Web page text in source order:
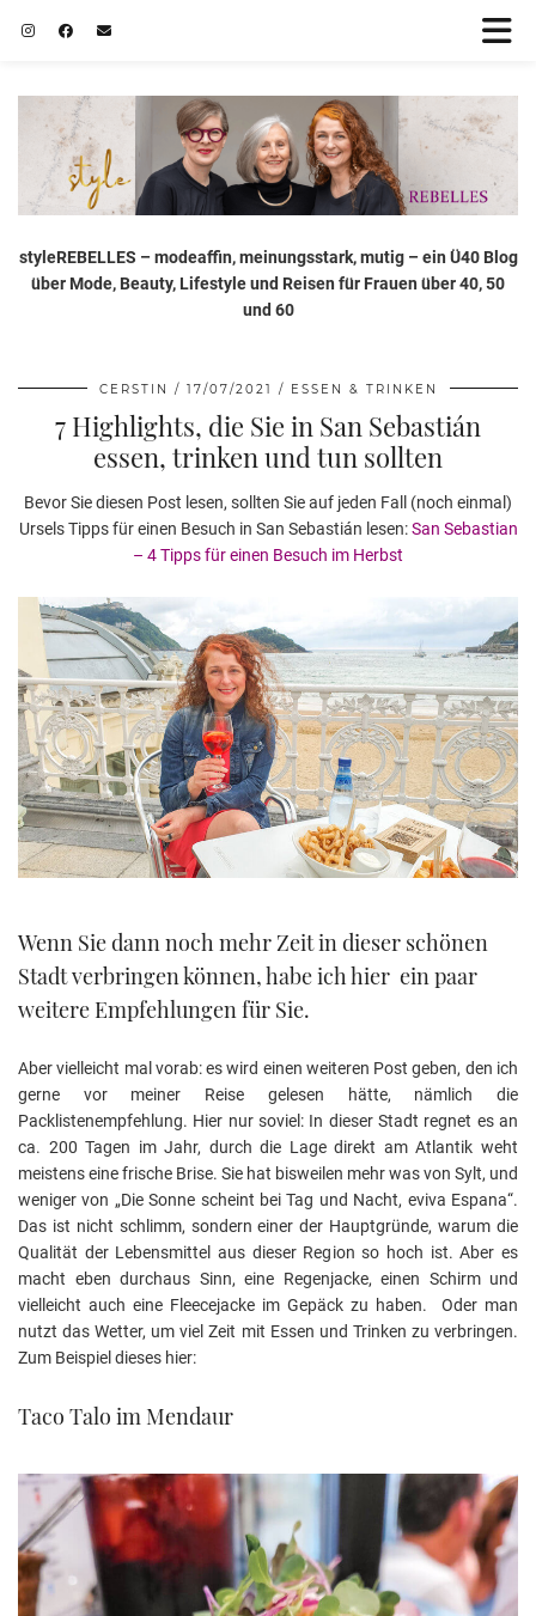
styleREBELLES – modeaffin, meinungsstark, mutig – ein Ü40 Blog
über Mode, Beauty, Lifestyle und Reisen für Frauen über 40, 50
und 60
CERSTIN 17/07/2021 ESSEN & TRINKEN
7 Highlights, die Sie in San Sebastián
essen, trinken und tun sollten
Bevor Sie diesen Post lesen, sollten Sie auf jeden Fall (noch einmal)
Ursels Tipps für einen Besuch in San Sebastián lesen:San Sebastian
– 4 Tipps für einen Besuch im Herbst
Wenn Sie dann noch mehr Zeit in dieser schönen
Stadt verbringen können, habe ich hier ein paar
weitere Empfehlungen für Sie.
Aber vielleicht mal vorab: es wird einen weiteren Post geben, den ich
gerne vor meiner Reise gelesen hätte, nämlich die
Packlistenempfehlung. Hier nur soviel: In dieser Stadt regnet es an
ca. 200 Tagen im Jahr, durch die Lage direkt am Atlantik weht
meistens eine frische Brise. Sie hat bisweilen mehr was von Sylt, und
weniger von „Die Sonne scheint bei Tag und Nacht, eviva Espana“.
Das ist nicht schlimm, sondern einer der Hauptgründe, warum die
Qualität der Lebensmittel aus dieser Region so hoch ist. Aber es
macht eben durchaus Sinn, eine Regenjacke, einen Schirm und
vielleicht auch eine Fleecejacke im Gepäck zu haben. Oder man
nutzt das Wetter, um viel Zeit mit Essen und Trinken zu verbringen.
Zum Beispiel dieses hier:
Taco Talo im Mendaur